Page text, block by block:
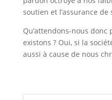
soutien et l’assurance de
Qu’attendons-nous
existons ? Oui, si la
aussi à cause de nous